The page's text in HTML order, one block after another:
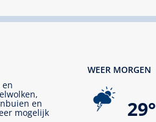
en
en
mogelijk
WEER MORGEN
29°